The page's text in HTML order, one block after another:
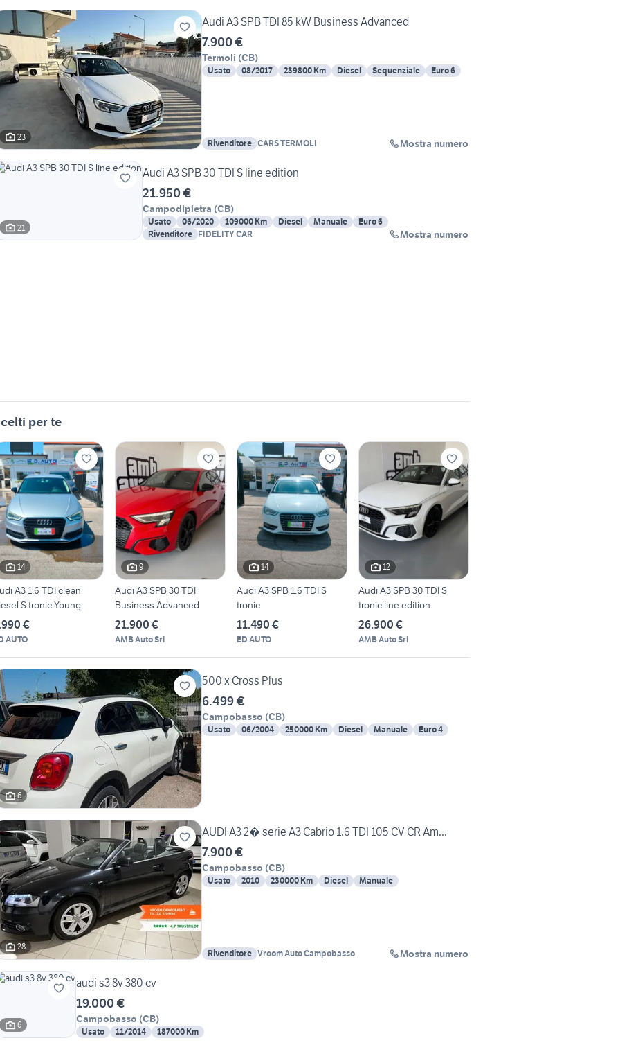
23
Audi A3 SPB TDI 85 kW Business Advanced
7.900 €
Termoli (CB)
Usato 08/2017 239800 Km Diesel Sequenziale Euro 6
Rivenditore CARS TERMOLI Mostra numero
21
Audi A3 SPB 30 TDI S line edition
21.950 €
Campodipietra (CB)
Usato 06/2020 109000 Km Diesel Manuale
Euro 6
Rivenditore FIDELITY CAR Mostra numero
per te
14
A3 1.6 TDI clean
S tronic Young
€
AUTO
9
Audi A3 SPB 30 TDI
Business Advanced
21.900 €
AMB Auto Srl
14
Audi A3 SPB 1.6 TDI S
tronic
11.490 €
ED AUTO
12
Audi A3 SPB 30 TDI S
tronic line edition
26.900 €
AMB Auto Srl
6
500 x Cross Plus
6.499 €
Campobasso (CB)
Usato 06/2004 250000 Km Diesel Manuale Euro 4
28
AUDI A3 2� serie A3 Cabrio 1.6 TDI 105 CV CR Am...
7.900 €
Campobasso (CB)
Usato 2010 230000 Km Diesel Manuale
Rivenditore Vroom Auto Campobasso Mostra numero
6
audi s3 8v 380 cv
19.000 €
Campobasso (CB)
Usato 11/2014 187000 Km